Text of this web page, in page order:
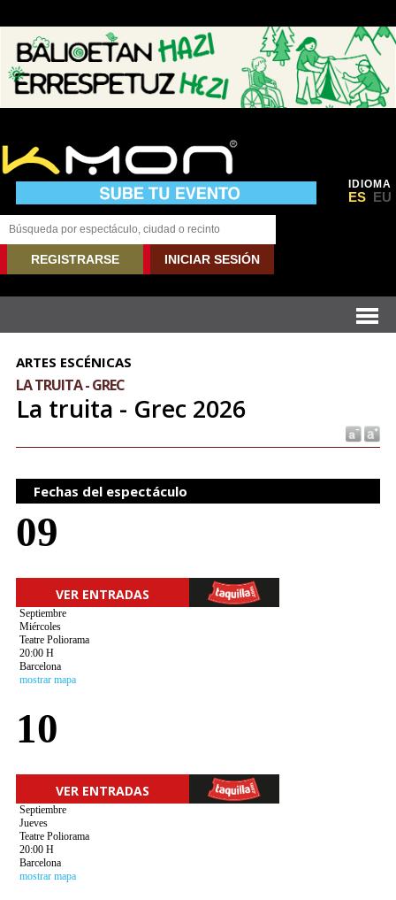
IDIOMA
ES EU
REGISTRARSE INICIAR SESIÓN
ARTES ESCÉNICAS
LA TRUITA - GREC
La truita - Grec 2026
Fechas del espectáculo
09
VER ENTRADAS
Septiembre
Miércoles
Teatre Poliorama
20:00 H
Barcelona
mostrar mapa
10
VER ENTRADAS
Septiembre
Jueves
Teatre Poliorama
20:00 H
Barcelona
mostrar mapa